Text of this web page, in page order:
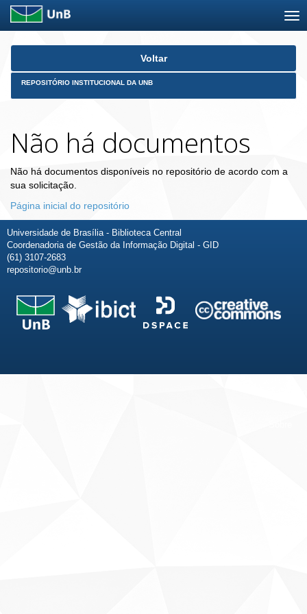
Skip
Voltar
REPOSITÓRIO INSTITUCIONAL DA UNB
Não há documentos
Não há documentos disponíveis no repositório de acordo com a
sua solicitação.
Página inicial do repositório
Universidade de Brasília - Biblioteca Central
Coordenadoria de Gestão da Informação Digital - GID
(61) 3107-2683
repositorio@unb.br